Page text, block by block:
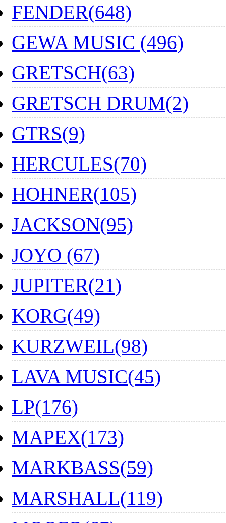
FENDER(648)
GEWA MUSIC (496)
GRETSCH(63)
GRETSCH DRUM(2)
GTRS(9)
HERCULES(70)
HOHNER(105)
JACKSON(95)
JOYO (67)
JUPITER(21)
KORG(49)
KURZWEIL(98)
LAVA MUSIC(45)
LP(176)
MAPEX(173)
MARKBASS(59)
MARSHALL(119)